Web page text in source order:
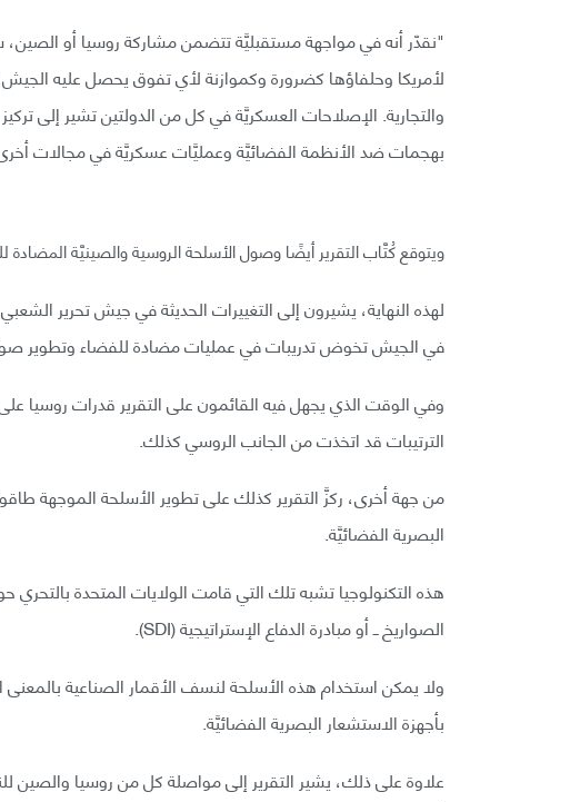
"نقدّر أنه في مواجهة مستقبليَّة تتضمن مشاركة روسيا أو الصين،
لأمريكا وحلفاؤها كضرورة وكموازنة لأي تفوق يحصل عليه الجيش
والتجارية. الإصلاحات العسكريَّة في كل من الدولتين تشير إلى
بهجمات ضد الأنظمة الفضائيَّة وعمليَّات عسكريَّة في مجالات
ويتوقع كُتَّاب التقرير أيضًا وصول الأسلحة الروسية والصينيَّة المضادة
لهذه النهاية، يشيرون إلى التغييرات الحديثة في جيش تحرير
في الجيش تخوض تدريبات في عمليات مضادة للفضاء وتطوير
وفي الوقت الذي يجهل فيه القائمون على التقرير قدرات
الترتيبات قد اتخذت من الجانب الروسي كذلك.
من جهة أخرى، ركزَّ التقرير كذلك على تطوير الأسلحة الموجهة
البصرية الفضائيَّة.
هذه التكنولوجيا تشبه تلك التي قامت الولايات المتحدة
الصواريخ ــ أو مبادرة الدفاع الإستراتيجية (SDI).
ولا يمكن استخدام هذه الأسلحة لنسف الأقمار الصناعية بالمعنى
بأجهزة الاستشعار البصرية الفضائيَّة.
علاوة على ذلك، يشير التقرير إلى مواصلة كل من روسيا والصين